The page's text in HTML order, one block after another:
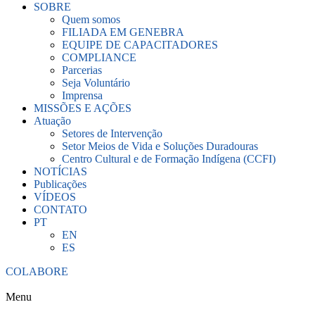
SOBRE
Quem somos
FILIADA EM GENEBRA
EQUIPE DE CAPACITADORES
COMPLIANCE
Parcerias
Seja Voluntário
Imprensa
MISSÕES E AÇÕES
Atuação
Setores de Intervenção
Setor Meios de Vida e Soluções Duradouras
Centro Cultural e de Formação Indígena (CCFI)
NOTÍCIAS
Publicações
VÍDEOS
CONTATO
PT
EN
ES
COLABORE
Menu